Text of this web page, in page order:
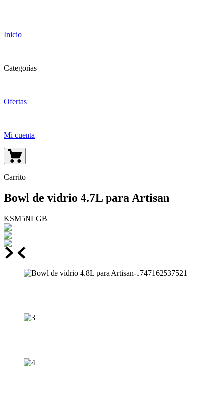
Inicio
Categorías
Ofertas
Mi cuenta
Carrito
Bowl de vidrio 4.7L para Artisan
KSM5NLGB